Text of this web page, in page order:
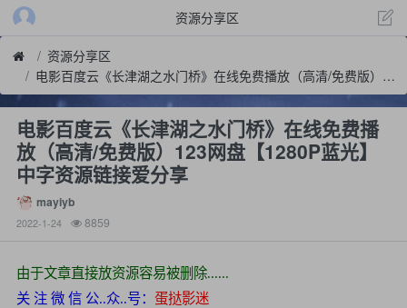
资源分享区
资源分享区
电影百度云《长津湖之水门桥》在线免费播放（高清/免费版）123网盘【1280P蓝光】中字资源链接爱分享
电影百度云《长津湖之水门桥》在线免费播
放（高清/免费版）123网盘【1280P蓝光】
中字资源链接爱分享
mayiyb
2022-1-24 8859
由于文章直接放资源容易被删除......
关 注 微 信 公..众..号： 蛋挞影迷